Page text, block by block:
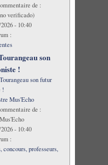
de :
verificado)
- 10:40
:
son
!
son futur
!
Mus'Echo
de :
- 10:40
:
concours, professeurs,